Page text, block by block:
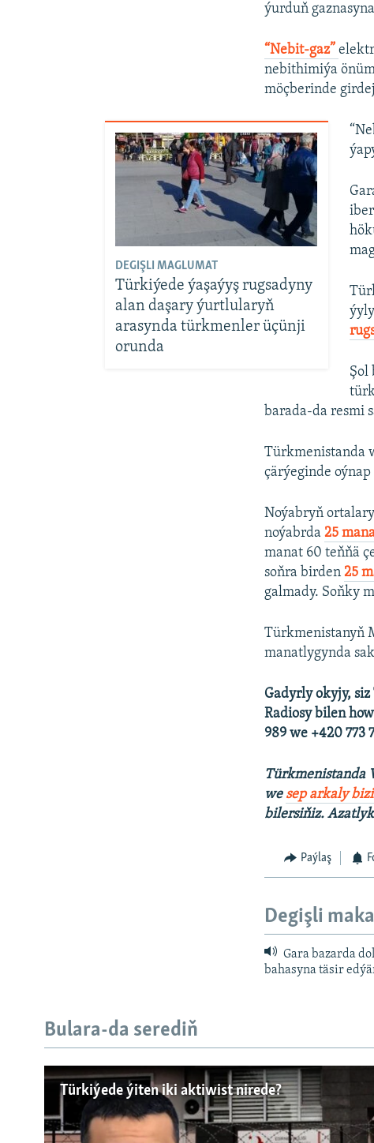
ýurduň
“Nebit-gaz”
nebithimiýa
möçberinde
DEGIŞLI MAGLUMAT
Türkiýede ýaşaýyş rugsadyny
alan daşary ýurtlularyň
arasynda türkmenler üçünji
orunda
Şol
barada-da resmi
Türkmenistanda
çärýeginde oýnap
Noýabryň
noýabrda25
manat 60 teňňä
soňra birden25
galmady. Soňky
Türkmenistanyň
manatlygynda
Gadyrly okyjy,
Radiosy bilen
989 we +420 773
Türkmenistanda
we sep arkaly
bilersiňiz.
Paýlaş
Degişli
Gara bazarda
bahasyna täsir
Bulara-da serediň
Türkiýede ýiten iki aktiwist nirede?